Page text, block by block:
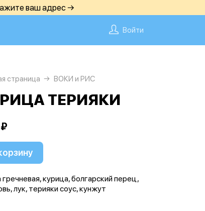
ваш адрес →
Войти
страница ВОКИ и РИС
ТЕРИЯКИ
гречневая, курица, болгарский перец,
лук, терияки соус, кунжут